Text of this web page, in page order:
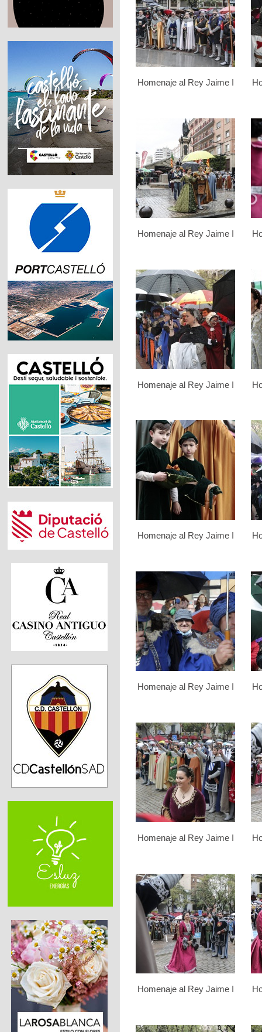
Homenaje al Rey Jaime I
Homenaje al Rey Jaime I
Homenaje al Rey Jaime I
Homenaje al Rey Jaime I
Homenaje al Rey Jaime I
Homenaje al Rey Jaime I
Homenaje al Rey Jaime I